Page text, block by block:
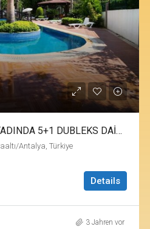
MOLLAYUSUF’ta VİLLA TADINDA 5+1 DUBLEKS DAİRE
Antalya, Türkiye
Details
3 Jahren vor